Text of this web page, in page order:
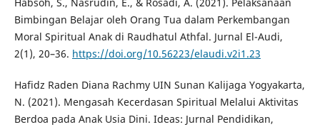
Bimbingan Belajar oleh Orang Tua dalam Perkembangan
Moral Spiritual Anak di Raudhatul Athfal. Jurnal El-Audi,
2(1), 20–36. https://doi.org/10.56223/elaudi.v2i1.23
Hafidz Raden Diana Rachmy UIN Sunan Kalijaga Yogyakarta,
N. (2021). Mengasah Kecerdasan Spiritual Melalui Aktivitas
Berdoa pada Anak Usia Dini. Ideas: Jurnal Pendidikan,